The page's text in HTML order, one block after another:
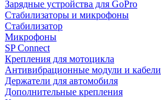
Зарядные устройства для GoPro
Стабилизаторы и микрофоны
Стабилизатор
Микрофоны
SP Connect
Крепления для мотоцикла
Антивибрационные модули и кабели
Держатели для автомобиля
Дополнительные крепления